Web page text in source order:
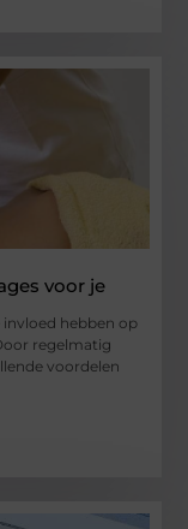
voor je
invloed hebben op
regelmatig
voordelen